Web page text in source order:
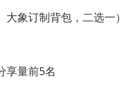
大象订制背包，二选一）
享量前5名